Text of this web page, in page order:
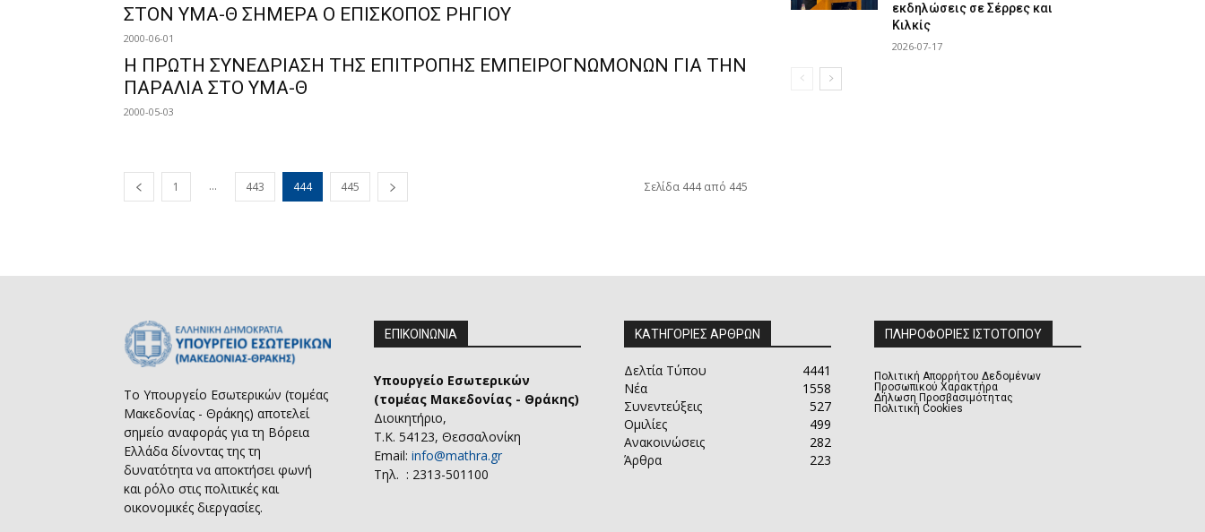
ΣΤΟΝ ΥΜΑ-Θ ΣΗΜΕΡΑ Ο ΕΠΙΣΚΟΠΟΣ ΡΗΓΙΟΥ
2000-06-01
Η ΠΡΩΤΗ ΣΥΝΕΔΡΙΑΣΗ ΤΗΣ ΕΠΙΤΡΟΠΗΣ ΕΜΠΕΙΡΟΓΝΩΜΟΝΩΝ ΓΙΑ ΤΗΝ
ΠΑΡΑΛΙΑ ΣΤΟ ΥΜΑ-Θ
2000-05-03
1 ... 443 444 445 Σελίδα 444 από 445
εκδηλώσεις σε Σέρρες και
Κιλκίς
2026-07-17
Το Υπουργείο Εσωτερικών (τομέας
Μακεδονίας - Θράκης) αποτελεί
σημείο αναφοράς για τη Βόρεια
Ελλάδα δίνοντας της τη
δυνατότητα να αποκτήσει φωνή
και ρόλο στις πολιτικές και
οικονομικές διεργασίες.
ΕΠΙΚΟΙΝΩΝΙΑ
Υπουργείο Εσωτερικών
(τομέας Μακεδονίας - Θράκης)
Διοικητήριο,
Τ.Κ. 54123, Θεσσαλονίκη
Email: info@mathra.gr
Τηλ. : 2313-501100
ΚΑΤΗΓΟΡΙΕΣ ΑΡΘΡΩΝ
Δελτία Τύπου
4441
Νέα
1558
Συνεντεύξεις
527
Ομιλίες
499
Ανακοινώσεις
282
Άρθρα
223
ΠΛΗΡΟΦΟΡΙΕΣ ΙΣΤΟΤΟΠΟΥ
Πολιτική Απορρήτου Δεδομένων
Προσωπικού Χαρακτήρα
Δήλωση Προσβασιμότητας
Πολιτική Cookies